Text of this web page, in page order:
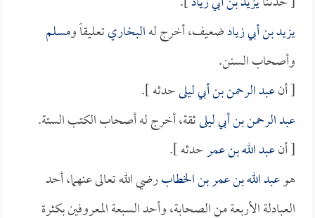
يزيد بن أبي زيادضعيف، أخرج لهالبخاريتعليقاً ومسلم
وأصحاب السنن.
[ أنعبد الرحمن بن أبي ليلىحدثه ].
عبد الرحمن بن أبي ليلىثقة، أخرج له أصحاب الكتب الستة.
[ أنعبد الله بن عمرحدثه ].
هوعبد الله بن عمر بن الخطابرضي الله تعالى عنهما، أحد
العبادلة الأربعة من الصحابة، وأحد السبعة المعروفين بكثرة